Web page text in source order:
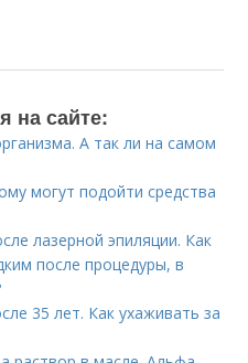
на сайте:
А так ли на самом
могут подойти средства
лазерной эпиляции. Как
после процедуры, в
35 лет. Как ухаживать за